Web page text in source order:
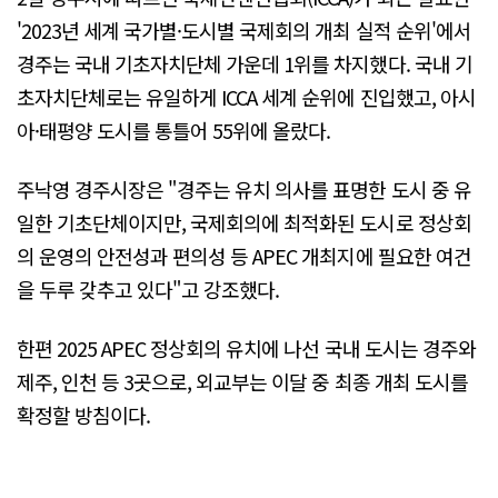
'2023년 세계 국가별·도시별 국제회의 개최 실적 순위'에서
경주는 국내 기초자치단체 가운데 1위를 차지했다. 국내 기
초자치단체로는 유일하게 ICCA 세계 순위에 진입했고, 아시
아·태평양 도시를 통틀어 55위에 올랐다.
주낙영 경주시장은 "경주는 유치 의사를 표명한 도시 중 유
일한 기초단체이지만, 국제회의에 최적화된 도시로 정상회
의 운영의 안전성과 편의성 등 APEC 개최지에 필요한 여건
을 두루 갖추고 있다"고 강조했다.
한편 2025 APEC 정상회의 유치에 나선 국내 도시는 경주와
제주, 인천 등 3곳으로, 외교부는 이달 중 최종 개최 도시를
확정할 방침이다.